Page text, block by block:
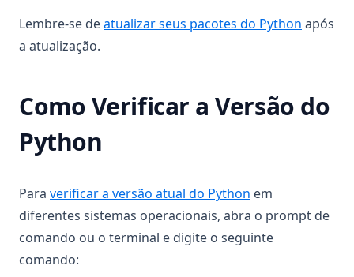
Lembre-se deatualizar seus pacotes do Python após
a atualização.
Como Verificar a Versão do
Python
Para verificar a versão atual do Python em
diferentes sistemas operacionais, abra o prompt de
comando ou o terminal e digite o seguinte
comando: